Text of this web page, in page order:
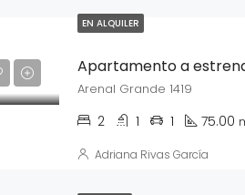
EN ALQUILER
Arenal Grande 1419
2 1 1 75.00
Adriana Rivas García